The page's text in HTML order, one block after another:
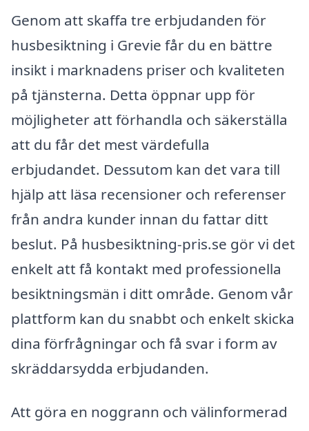
Genom att skaffa tre erbjudanden för
husbesiktning i Grevie får du en bättre
insikt i marknadens priser och kvaliteten
på tjänsterna. Detta öppnar upp för
möjligheter att förhandla och säkerställa
att du får det mest värdefulla
erbjudandet. Dessutom kan det vara till
hjälp att läsa recensioner och referenser
från andra kunder innan du fattar ditt
beslut. På husbesiktning-pris.se gör vi det
enkelt att få kontakt med professionella
besiktningsmän i ditt område. Genom vår
plattform kan du snabbt och enkelt skicka
dina förfrågningar och få svar i form av
skräddarsydda erbjudanden.
Att göra en noggrann och välinformerad